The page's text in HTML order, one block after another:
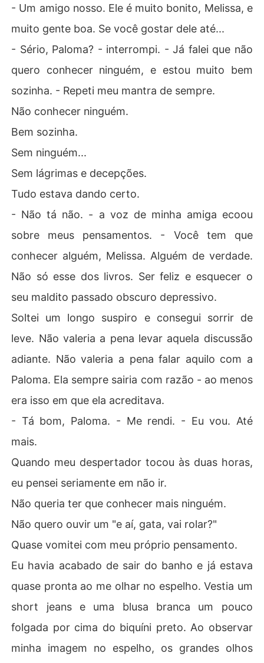
- Um amigo nosso. Ele é muito bonito, Melissa, e
muito gente boa. Se você gostar dele até...
- Sério, Paloma? - interrompi. - Já falei que não
quero conhecer ninguém, e estou muito bem
sozinha. - Repeti meu mantra de sempre.
Não conhecer ninguém.
Bem sozinha.
Sem ninguém...
Sem lágrimas e decepções.
Tudo estava dando certo.
- Não tá não. - a voz de minha amiga ecoou
sobre meus pensamentos. - Você tem que
conhecer alguém, Melissa. Alguém de verdade.
Não só esse dos livros. Ser feliz e esquecer o
seu maldito passado obscuro depressivo.
Soltei um longo suspiro e consegui sorrir de
leve. Não valeria a pena levar aquela discussão
adiante. Não valeria a pena falar aquilo com a
Paloma. Ela sempre sairia com razão - ao menos
era isso em que ela acreditava.
- Tá bom, Paloma. - Me rendi. - Eu vou. Até
mais.
Quando meu despertador tocou às duas horas,
eu pensei seriamente em não ir.
Não queria ter que conhecer mais ninguém.
Não quero ouvir um "e aí, gata, vai rolar?"
Quase vomitei com meu próprio pensamento.
Eu havia acabado de sair do banho e já estava
quase pronta ao me olhar no espelho. Vestia um
short jeans e uma blusa branca um pouco
folgada por cima do biquíni preto. Ao observar
minha imagem no espelho, os grandes olhos